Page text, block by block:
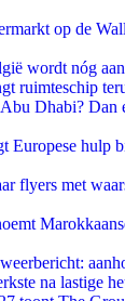
op de
wordt nóg
ruimteschip
Dhabi? Dan
Europese hulp
flyers met
na lastige